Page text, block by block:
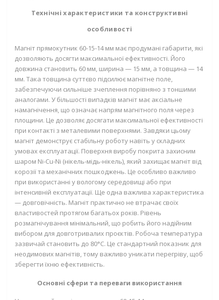
Технічні характеристики та конструктивні
особливості
Магніт прямокутник 60-15-14 мм має продумані габарити, які
дозволяють досягти максимальної ефективності. Його
довжина становить 60 мм, ширина — 15 мм, а товщина — 14
мм. Така товщина суттєво підсилює магнітне поле,
забезпечуючи сильніше зчеплення порівняно з тоншими
аналогами. У більшості випадків магніт має аксіальне
намагнічення, що означає напрям магнітного поля через
площини. Це дозволяє досягати максимальної ефективності
при контакті з металевими поверхнями. Завдяки цьому
магніт демонструє стабільну роботу навіть у складних
умовах експлуатації. Поверхня виробу покрита захисним
шаром Ni-Cu-Ni (нікель-мідь-нікель), який захищає магніт від
корозії та механічних пошкоджень. Це особливо важливо
при використанні у вологому середовищі або при
інтенсивній експлуатації. Ще одна важлива характеристика
— довговічність. Магніт практично не втрачає своїх
властивостей протягом багатьох років. Рівень
розмагнічування мінімальний, що робить його надійним
вибором для довготривалих проєктів. Робоча температура
зазвичай становить до 80°C. Це стандартний показник для
неодимових магнітів, тому важливо уникати перегріву, щоб
зберегти їхню ефективність.
Основні сфери та переваги використання